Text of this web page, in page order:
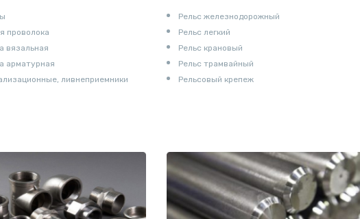
проволока
вязальная
арматурная
ливнеприемники
Рельс железнодорожный
Рельс легкий
Рельс крановый
Рельс трамвайный
Рельсовый крепеж